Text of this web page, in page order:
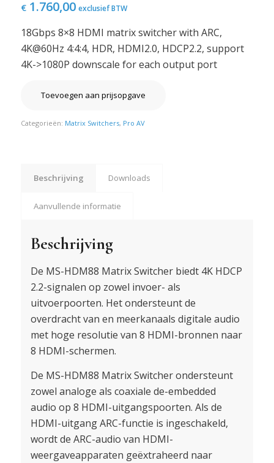
€1.760,00 exclusief BTW
18Gbps 8×8 HDMI matrix switcher with ARC,
4K@60Hz 4:4:4, HDR, HDMI2.0, HDCP2.2, support
4K->1080P downscale for each output port
Toevoegen aan prijsopgave
Categorieën: Matrix Switchers, Pro AV
Beschrijving Downloads
Aanvullende informatie
Beschrijving
De MS-HDM88 Matrix Switcher biedt 4K HDCP
2.2-signalen op zowel invoer- als
uitvoerpoorten. Het ondersteunt de
overdracht van en meerkanaals digitale audio
met hoge resolutie van 8 HDMI-bronnen naar
8 HDMI-schermen.
De MS-HDM88 Matrix Switcher ondersteunt
zowel analoge als coaxiale de-embedded
audio op 8 HDMI-uitgangspoorten. Als de
HDMI-uitgang ARC-functie is ingeschakeld,
wordt de ARC-audio van HDMI-
weergaveapparaten geëxtraheerd naar